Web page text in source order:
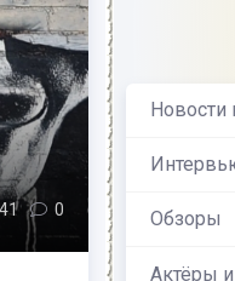
0
Новости
Обзоры
Актёры